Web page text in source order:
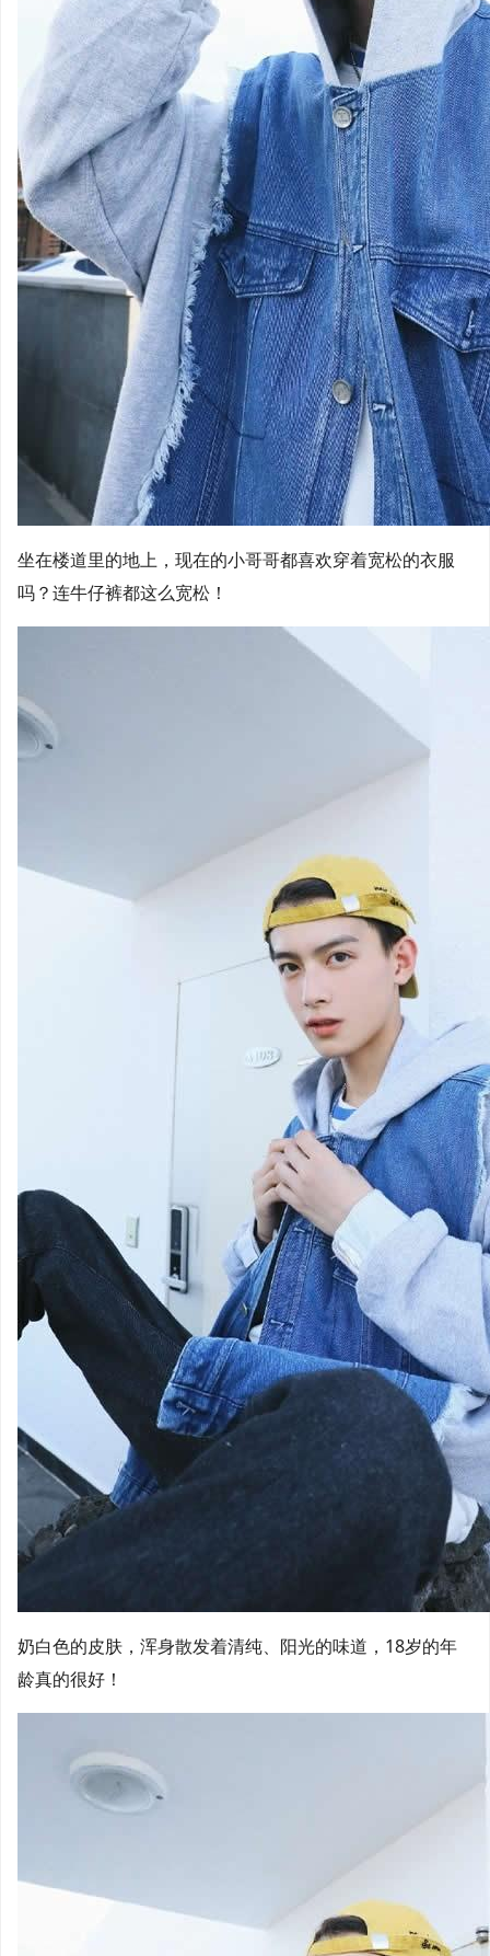
坐在楼道里的地上，现在的小哥哥都喜欢穿着宽松的衣服
吗？连牛仔裤都这么宽松！
奶白色的皮肤，浑身散发着清纯、阳光的味道，18岁的年
龄真的很好！